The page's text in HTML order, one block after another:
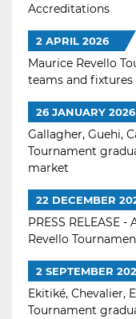
Accreditations
2 APRIL 2026
Maurice Revello
teams and fixtures
26 JANUARY 2026
Gallagher, Guehi,
Tournament
market
22 DECEMBER
PRESS RELEASE
Revello
2 SEPTEMBER
Ekitiké, Chevalier,
Tournament